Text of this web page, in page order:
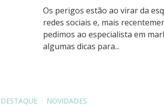
Os perigos estão ao virar da
redes sociais e, mais
pedimos ao especialista em
algumas dicas para...
DESTAQUE NOVIDADES